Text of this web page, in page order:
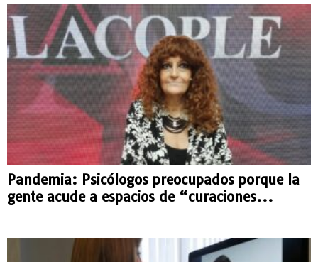
Pandemia: Psicólogos preocupados porque la
gente acude a espacios de “curaciones...